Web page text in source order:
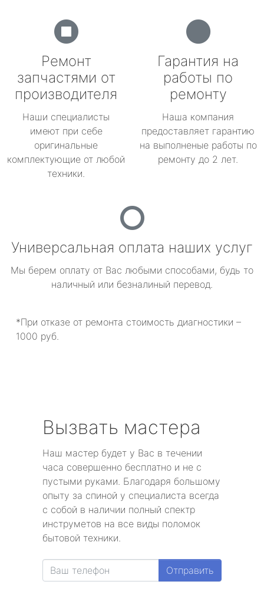
Ремонт
запчастями от
производителя
Наши специалисты
имеют при себе
оригинальные
комплектующие от любой
техники.
Гарантия на
работы по
ремонту
Наша компания
предоставляет гарантию
на выполненые работы по
ремонту до 2 лет.
Универсальная оплата наших услуг
Мы берем оплату от Вас любыми способами, будь то
наличный или безналиный перевод.
*При отказе от ремонта стоимость диагностики –
1000 руб.
Вызвать мастера
Наш мастер будет у Вас в течении
часа совершенно бесплатно и не с
пустыми руками. Благодаря большому
опыту за спиной у специалиста всегда
с собой в наличии полный спектр
инструметов на все виды поломок
бытовой техники.
Отправить